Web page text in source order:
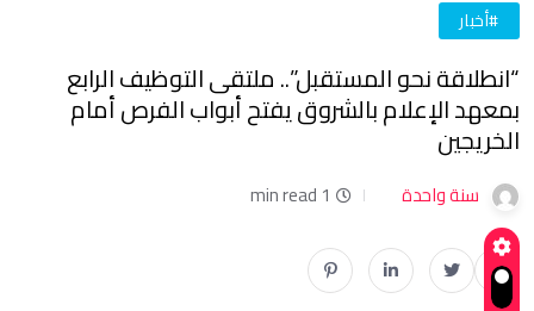
#أخبار
“انطلاقة نحو المستقبل”.. ملتقى التوظيف الرابع
بمعهد الإعلام بالشروق يفتح أبواب الفرص أمام
الخريجين
سنة واحدة 1 min read